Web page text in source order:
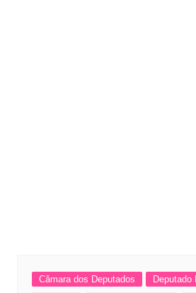
Câmara dos Deputados
Deputado